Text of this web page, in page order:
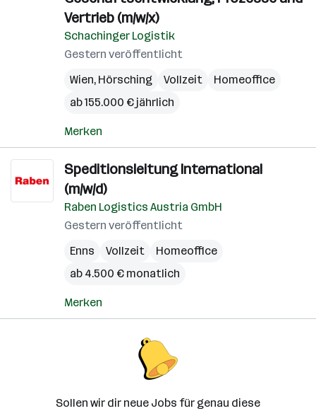
Vertrieb (m/w/x)
Schachinger Logistik
Gestern veröffentlicht
Wien, Hörsching Vollzeit
Homeoffice
ab 155.000 € jährlich
Merken
Speditionsleitung International
(m/w/d)
Raben Logistics Austria GmbH
Gestern veröffentlicht
Enns
Vollzeit
Homeoffice
ab 4.500 € monatlich
Merken
Sollen wir dir neue Jobs für genau diese